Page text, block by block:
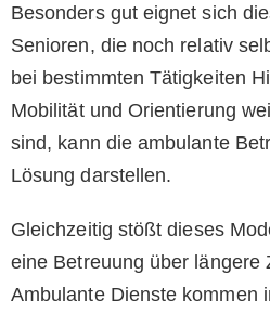
Besonders gut eignet sich
Senioren, die noch relativ
bei bestimmten Tätigkeiten
Mobilität und Orientierung
sind, kann die ambulante
Lösung darstellen.
Gleichzeitig stößt dieses
eine Betreuung über längere
Ambulante Dienste kommen